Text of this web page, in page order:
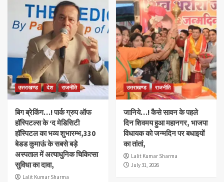
उत्तराखण्ड देश राजनीति
बिग ब्रेकिंग…! पार्क ग्रुप ऑफ
हॉस्पिटल्स के ‘द मेडिसिटी
हॉस्पिटल का भव्य शुभारम्भ,330
बेडड कुमाऊं के सबसे बड़े
अस्पताल में अत्याधुनिक चिकित्सा
सुविधा का दावा,
Lalit Kumar Sharma
उत्तराखण्ड राजनीति
जानिये…! कैसे सावन के पहले
दिन शिवमय हुआ महानगर, भाजपा
विधायक को जन्मदिन पर बधाइयों
का तांतां,
Lalit Kumar Sharma
July 31, 2026